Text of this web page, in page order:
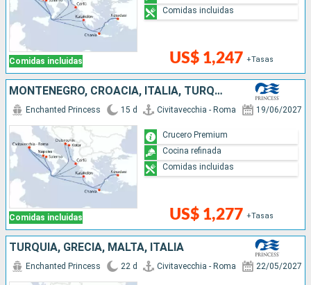
Comidas incluidas US$ 1,247 +Tasas
Comidas incluidas
MONTENEGRO, CROACIA, ITALIA, TURQUÍA, GRECIA
Comidas incluidas
Enchanted Princess 15 d Civitavecchia - Roma 19/06/2027
US$ 1,277 +Tasas
Crucero Premium
Cocina refinada
Comidas incluidas
TURQUÍA, GRECIA, MALTA, ITALIA
Enchanted Princess 22 d Civitavecchia - Roma 22/05/2027